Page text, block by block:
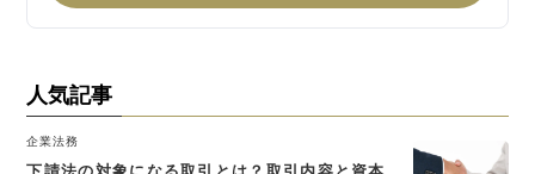
人気記事
企業法務